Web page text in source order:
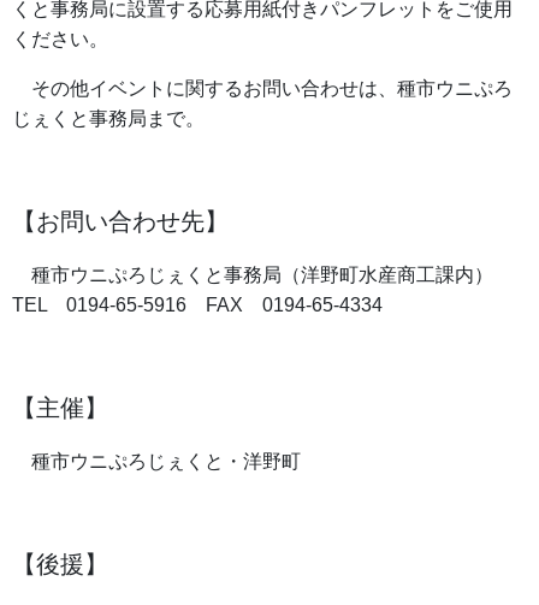
くと事務局に設置する応募用紙付きパンフレットをご使用
ください。
その他イベントに関するお問い合わせは、種市ウニぷろ
じぇくと事務局まで。
【お問い合わせ先】
種市ウニぷろじぇくと事務局（洋野町水産商工課内）
TEL 0194-65-5916 FAX 0194-65-4334
【主催】
種市ウニぷろじぇくと・洋野町
【後援】